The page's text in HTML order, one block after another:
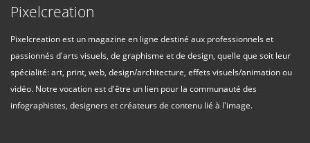
Pixelcreation
Pixelcreation est un magazine en ligne destiné aux professionnels et
passionnés d'arts visuels, de graphisme et de design, quelle que soit leur
spécialité: art, print, web, design/architecture, effets visuels/animation ou
vidéo. Notre vocation est d'être un lien pour la communauté des
infographistes, designers et créateurs de contenu lié à l'image.